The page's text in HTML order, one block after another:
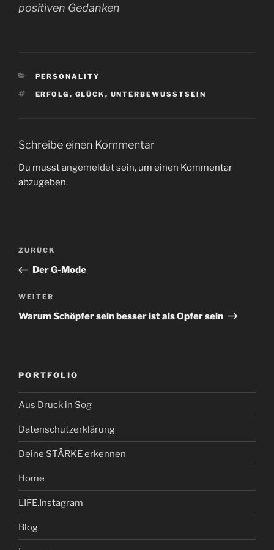
positiven Gedanken
KATEGORIEN
PERSONALITY
SCHLAGWÖRTER
ERFOLG , GLÜCK , UNTERBEWUSSTSEIN
Schreibe einen Kommentar
Du musstangemeldetsein, um einen Kommentar
abzugeben.
Beitragsnavigation
Vorheriger
Beitrag
ZURÜCK
Der G-Mode
Nächster
Beitrag
WEITER
Warum Schöpfer sein besser ist als Opfer sein
PORTFOLIO
Aus Druck in Sog
Datenschutzerklärung
Deine STÄRKE erkennen
Home
LIFE.Instagram
Blog